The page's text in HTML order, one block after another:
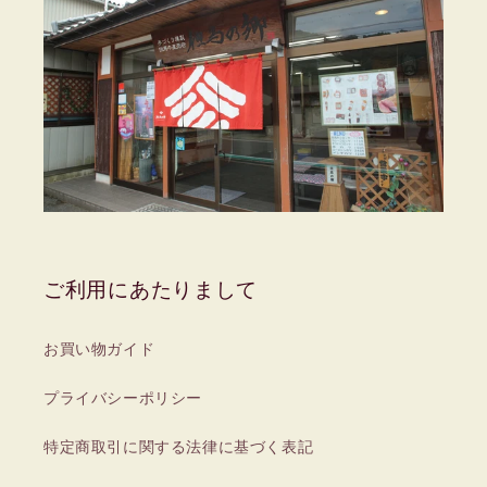
ご利用にあたりまして
お買い物ガイド
プライバシーポリシー
特定商取引に関する法律に基づく表記